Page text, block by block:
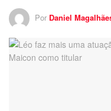
Por Daniel